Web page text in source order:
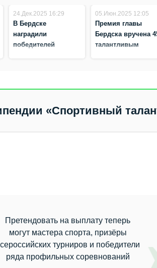
24.Дек.2025 16:29
В Бердске
наградили
победителей
05.Июн.2025 12:05
Премия главы
Бердска вручена
талантливым
«Спортивный
Претендовать на выплату теперь
могут мастера спорта, призёры
турниров и победители
ряда профильных соревнований